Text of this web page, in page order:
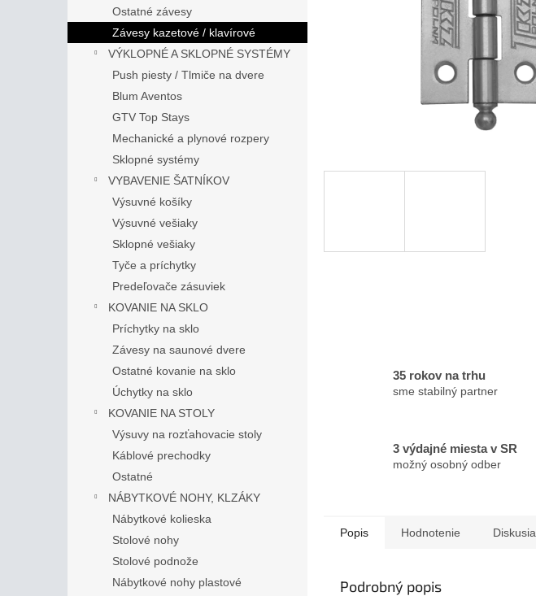
Ostatné závesy
Závesy kazetové / klavírové
VÝKLOPNÉ A SKLOPNÉ SYSTÉMY
Push piesty / Tlmiče na dvere
Blum Aventos
GTV Top Stays
Mechanické a plynové rozpery
Sklopné systémy
VYBAVENIE ŠATNÍKOV
Výsuvné košíky
Výsuvné vešiaky
Sklopné vešiaky
Tyče a príchytky
Predeľovače zásuviek
KOVANIE NA SKLO
Príchytky na sklo
Závesy na saunové dvere
Ostatné kovanie na sklo
Úchytky na sklo
KOVANIE NA STOLY
Výsuvy na rozťahovacie stoly
Káblové prechodky
Ostatné
NÁBYTKOVÉ NOHY, KLZÁKY
Nábytkové kolieska
Stolové nohy
Stolové podnože
Nábytkové nohy plastové
35 rokov na trhu
sme stabilný partner
3 výdajné miesta v SR
možný osobný odber
Popis Hodnotenie Diskusia
Podrobný popis